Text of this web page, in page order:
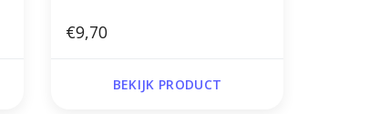
€9,70
BEKIJK PRODUCT